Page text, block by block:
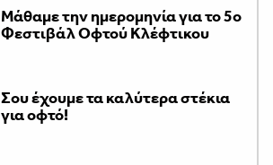
Μάθαμε την ημερομηνία για το 5ο
Φεστιβάλ Οφτού Κλέφτικου
Σου έχουμε τα καλύτερα στέκια
για οφτό!